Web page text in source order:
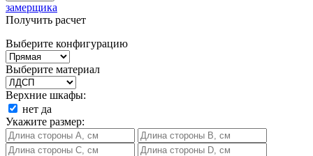
замерщика
Получить расчет
Выберите конфигурацию
Выберите материал
Верхние шкафы:
нет да
Укажите размер: